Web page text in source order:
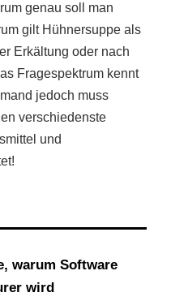
genau soll man
gilt Hühnersuppe als
Erkältung oder nach
Fragespektrum kennt
jedoch muss
verschiedenste
und
warum Software
wird